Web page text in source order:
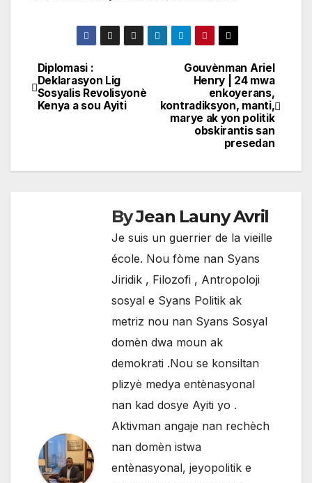
Navigation
de
Gouvènman Ariel
Henry | 24 mwa
enkoyerans,
kontradiksyon, manti,
marye ak yon politik
obskirantis san
presedan
Diplomasi :
Deklarasyon Lig
Sosyalis Revolisyonè
Kenya a sou Ayiti
ByJean Launy Avril
Je suis un guerrier de la vieille
école. Nou fòme nan Syans
Jiridik , Filozofi , Antropoloji
sosyal e Syans Politik ak
metriz nou nan Syans Sosyal
domèn dwa moun ak
demokrati .Nou se konsiltan
plizyè medya entènasyonal
nan kad dosye Ayiti yo .
Aktivman angaje nan rechèch
nan domèn istwa
entènasyonal, jeyopolitik e